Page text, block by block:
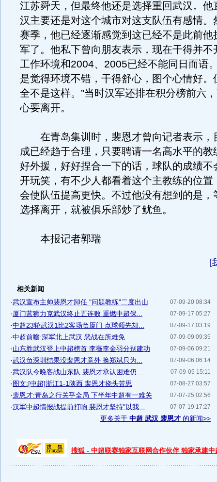
江苏舜天，但最终他还是选择重回武汉。他
汉主要还是对这个城市对这支队伍有感情。
赛季，他已经逐渐感觉到这已经不是此前他
军了。他私下曾向朋友表示，现在干得并不
工作环境和2004、2005已经不能同日而语
是觉得环境不错，干得舒心，图个心情好。
全不是这样。”当时汉军还排在积分榜前六
心要离开。
在青岛集训时，裴恩才曾向记者表示，
成已经趋于合理，只要聘请一名高水平的教
好外援，好好捏合一下的话，球队的成绩不
开玩笑，有不少人都看着这个主教练的位置
会使队伍提高更快。不过他没有想到的是，
选择离开，就被俱乐部炒了鱿鱼。
本报记者郭瑞
[
相关新闻
07-09-20 08:34
·武汉宣布主帅裴恩才卸任 "问题教练"二度出山
07-09-17 05:27
· 厦门蓝狮力克武汉终止五连败 重燃中超保...
07-09-17 03:19
·中超23轮武汉1比2客场负厦门 点球领先却...
07-09-09 09:35
·中超前瞻:深军北上武汉 恶战在所难免
07-09-06 09:21
·山东胜武汉登上中超榜首 李薇李金羽分别建功
07-09-06 06:14
·武汉负深圳结果没裴恩才意外 换郑斌只为...
07-09-05 15:11
·武汉队今晚客战山东队 裴恩才承认困难仍...
07-08-27 03:57
·图文:[中超]浙江1-1陕西 裴恩才挠头苦思
07-07-25 02:56
·裴恩才:青岛之行关乎全局 下半年中超有一难关
07-07-19 17:27
·汉军中超情报战提前打响 裴恩才坚持"以我...
更多关于 中超 武汉 裴恩才 的新闻>>
搜狐 - 中超联赛独家互联网合作伙伴 独家承建中